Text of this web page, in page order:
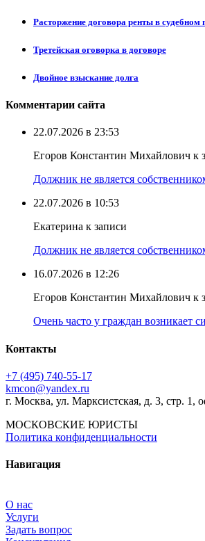
Расторжение договора ренты в судебном
Третейская оговорка в договоре
Двойное взыскание долга
Комментарии сайта
22.07.2026 в 23:53
Егоров Константин Михайлович к
Должник не является
22.07.2026 в 10:53
Екатерина к записи
Должник не является
16.07.2026 в 12:26
Егоров Константин Михайлович к
Очень часто у граждан возникает
Контакты
+7 (495) 740‑55‑17
kmcon@yandex.ru
г. Москва, ул. Марксистская, д. 3, стр. 1,
МОСКОВСКИЕ ЮРИСТЫ
Политика конфиденциальности
Навигация
О нас
Услуги
Задать вопрос